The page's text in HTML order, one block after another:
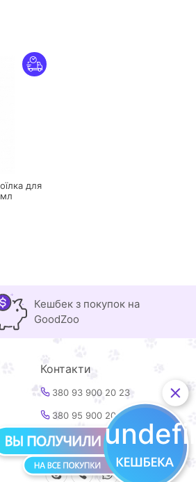
для
Кешбек з покупок на
GoodZoo
Контакти
380 93 900 20 23
380 95 900 20 23
info@goodzoo.com.ua